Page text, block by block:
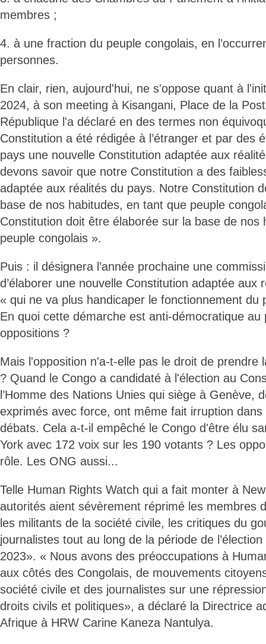
membres ;
4. à une fraction du peuple congolais, en
personnes.
En clair, rien, aujourd'hui, ne s'oppose quant à
2024, à son meeting à Kisangani, Place de la
République l'a déclaré en des termes non
Constitution a été rédigée à l’étranger et par des
pays une nouvelle Constitution adaptée aux
devons savoir que notre Constitution a des
adaptée aux réalités du pays. Notre Constitution
base de nos habitudes, en tant que peuple
Constitution doit être élaborée sur la base de nos
peuple congolais ».
Puis : il désignera l’année prochaine une
d’élaborer une nouvelle Constitution adaptée aux
« qui ne va plus handicaper le fonctionnement du
En quoi cette démarche est anti-démocratique au
oppositions ?
Mais l'opposition n'a-t-elle pas le droit de prendre
? Quand le Congo a candidaté à l'élection au
l’Homme des Nations Unies qui siège à Genève,
exprimés avec force, ont même fait irruption dans
débats. Cela a-t-il empêché le Congo d'être élu
York avec 172 voix sur les 190 votants ? Les
rôle. Les ONG aussi...
Telle Human Rights Watch qui a fait monter à
autorités aient sévèrement réprimé les membres
les militants de la société civile, les critiques du
journalistes tout au long de la période de
2023». « Nous avons des préoccupations à
aux côtés des Congolais, de mouvements
société civile et des journalistes sur une
droits civils et politiques», a déclaré la Directrice
Afrique à HRW Carine Kaneza Nantulya.